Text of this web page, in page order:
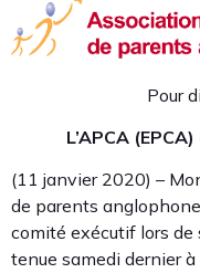
Pour
L’APCA
(11 janvier 2020) –
de parents
comité exécutif lors de
tenue samedi dernier